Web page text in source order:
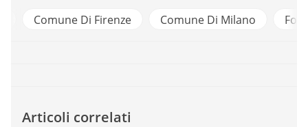
Comune Di Firenze Comune Di Milano
Articoli correlati